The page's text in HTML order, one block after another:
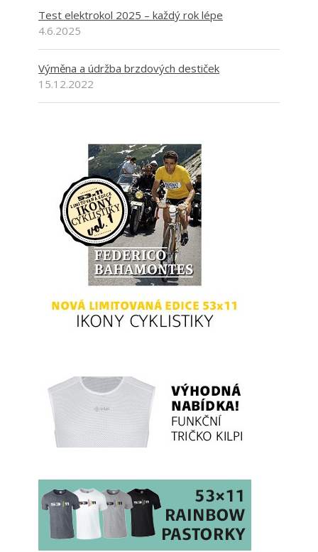
Test elektrokol 2025 – každý rok lépe
4.6.2025
Výměna a údržba brzdových destiček
15.12.2022